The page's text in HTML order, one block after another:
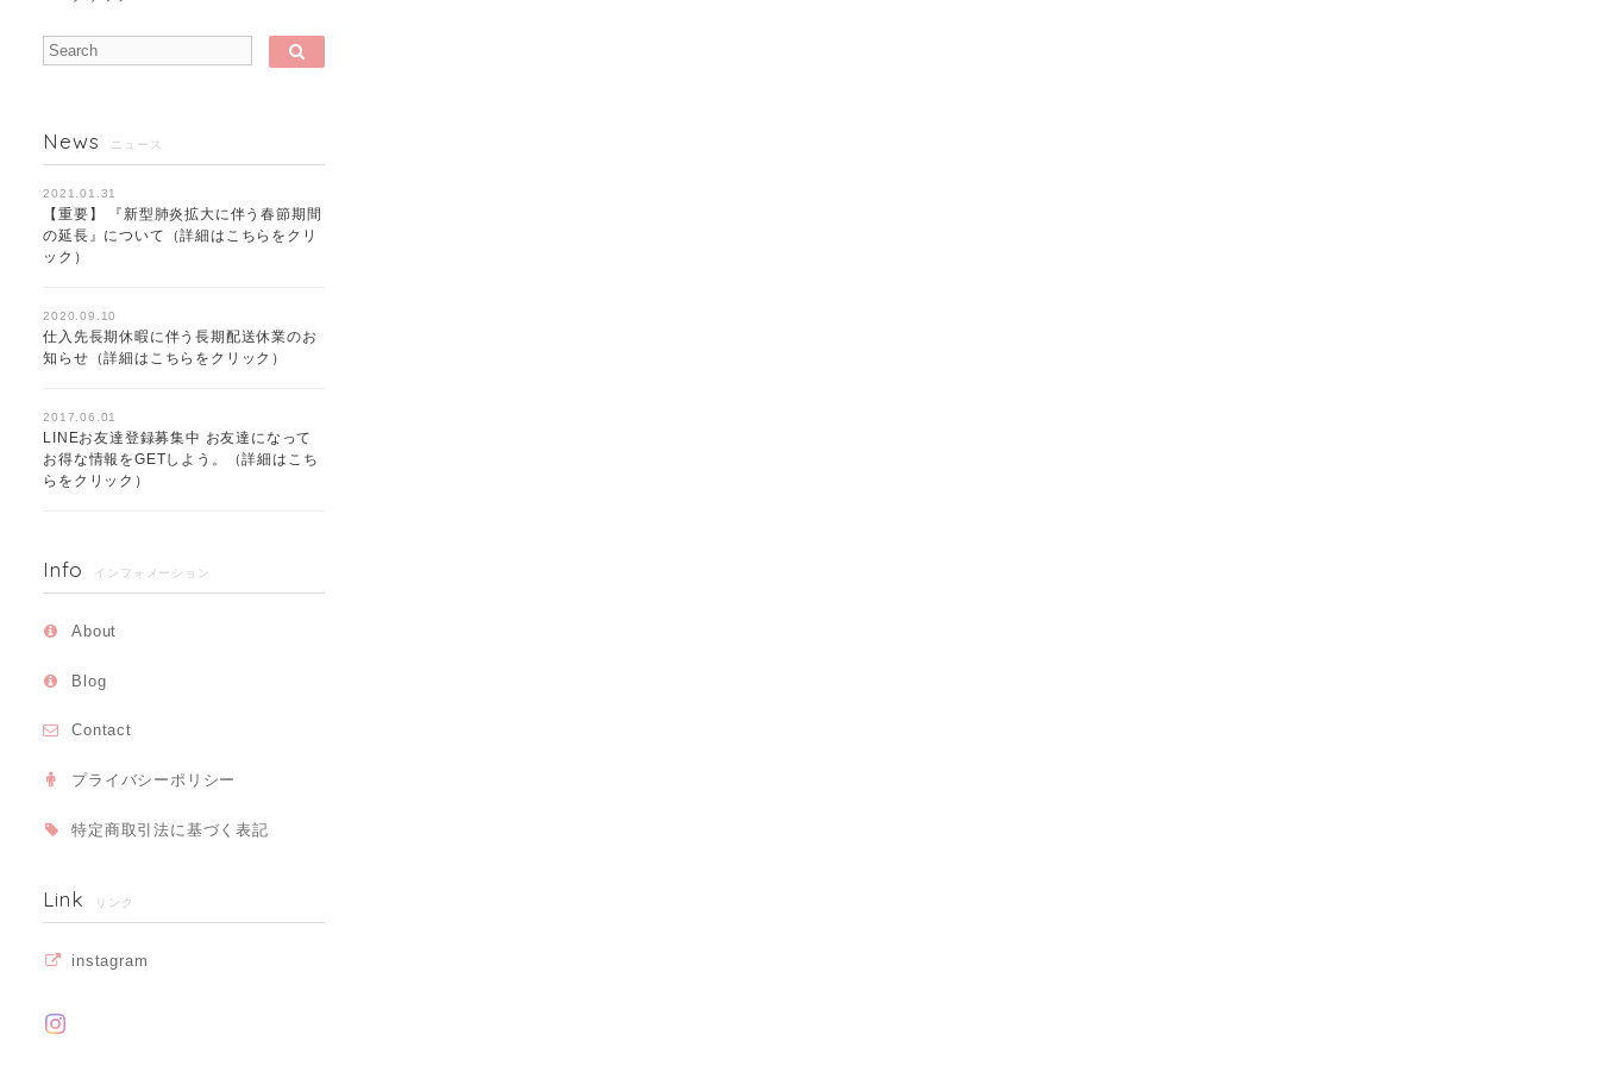
News ニュース
2021.01.31
【重要】 『新型肺炎拡大に伴う春節期間
の延長』について（詳細はこちらをクリ
ック）
2020.09.10
仕入先長期休暇に伴う長期配送休業のお
知らせ（詳細はこちらをクリック）
2017.06.01
LINEお友達登録募集中 お友達になって
お得な情報をGETしよう。（詳細はこち
らをクリック）
Info インフォメーション
About
Blog
Contact
プライバシーポリシー
特定商取引法に基づく表記
Link リンク
instagram